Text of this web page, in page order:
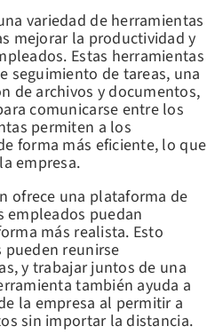
variedad de herramientas
mejorar la productividad y
Estas herramientas
seguimiento de tareas, una
de archivos y documentos,
comunicarse entre los
permiten a los
forma más eficiente, lo que
empresa.
ofrece una plataforma de
empleados puedan
más realista. Esto
reunirse
y trabajar juntos de una
también ayuda a
la empresa al permitir a
sin importar la distancia.